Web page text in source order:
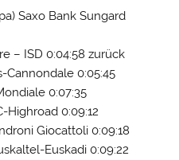
Saxo Bank Sungard
– ISD 0:04:58 zurück
Cannondale 0:05:45
0:07:35
Highroad 0:09:12
Giocattoli 0:09:18
Euskadi 0:09:22